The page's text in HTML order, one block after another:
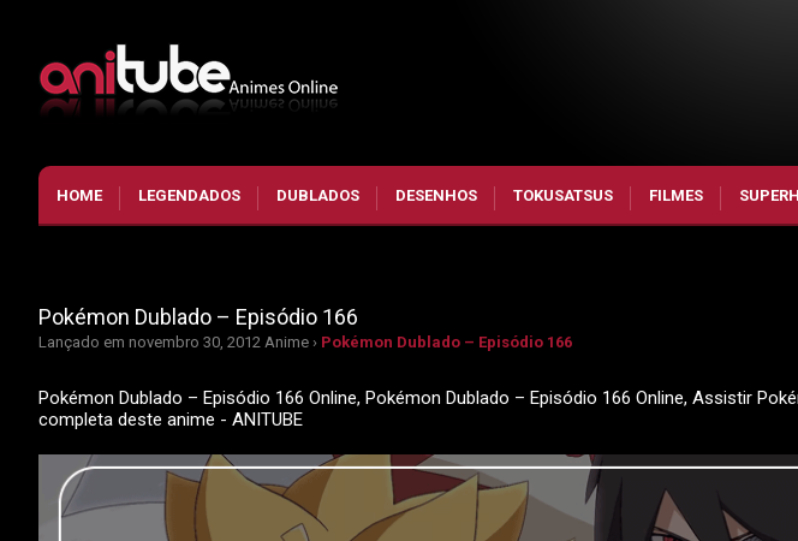
HOME LEGENDADOS DUBLADOS DESENHOS TOKUSATSUS FILMES
Pokémon Dublado – Episódio 166
Lançado em novembro 30, 2012 Anime › Pokémon Dublado – Episódio 166
Pokémon Dublado – Episódio 166 Online, Pokémon Dublado – Episódio 166 Online, Assistir
completa deste anime - ANITUBE